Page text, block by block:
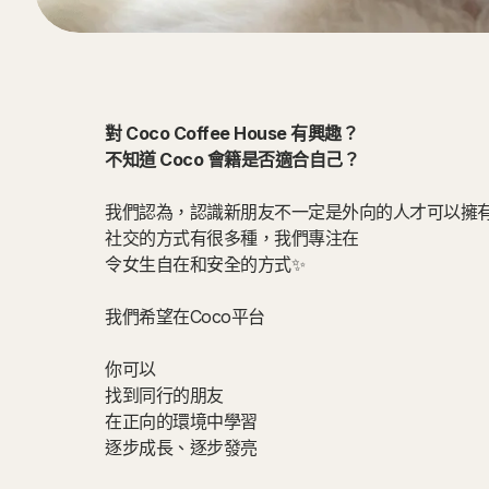
對 Coco Coffee House 有興趣？
不知道 Coco 會籍是否適合自己？
我們認為，認識新朋友不一定是外向的人才可以擁
社交的方式有很多種，我們專注在
令女生自在和安全的方式✨
我們希望在Coco平台
你可以
找到同行的朋友
在正向的環境中學習
逐步成長、逐步發亮